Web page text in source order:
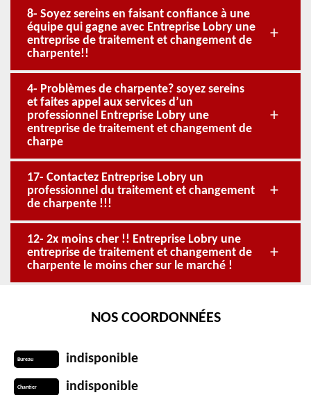
8- Soyez sereins en faisant confiance à une
équipe qui gagne avec Entreprise Lobry une
entreprise de traitement et changement de
charpente!!
4- Problèmes de charpente? soyez sereins
et faites appel aux services d’un
professionnel Entreprise Lobry une
entreprise de traitement et changement de
charpe
17- Contactez Entreprise Lobry un
professionnel du traitement et changement
de charpente !!!
12- 2x moins cher !! Entreprise Lobry une
entreprise de traitement et changement de
charpente le moins cher sur le marché !
NOS COORDONNÉES
Bureau indisponible
Chantier indisponible